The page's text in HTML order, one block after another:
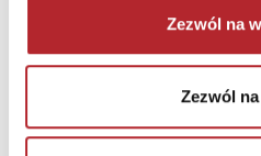
Zezwól na
Zezwól